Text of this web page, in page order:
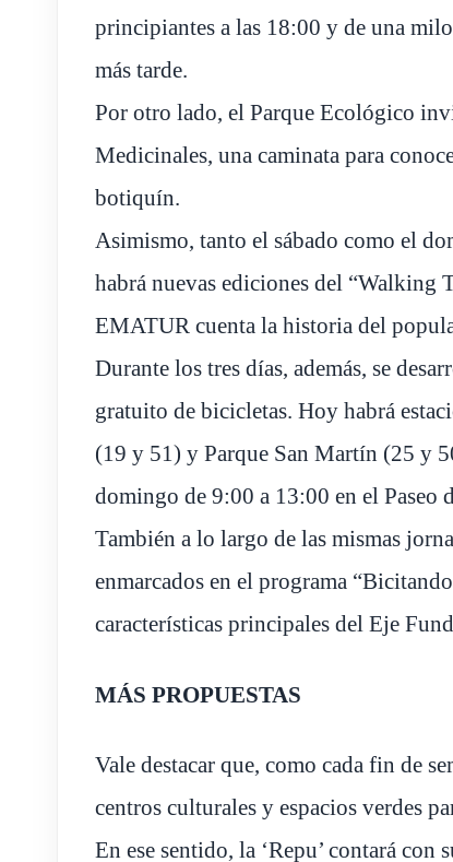
principiantes a las 18:00 y de una
más tarde.
Por otro lado, el Parque Ecológico
Medicinales, una caminata para
botiquín.
Asimismo, tanto el sábado como el
habrá nuevas ediciones del “Walking
EMATUR cuenta la historia del
Durante los tres días, además, se
gratuito de bicicletas. Hoy habrá
(19 y 51) y Parque San Martín (25 y
domingo de 9:00 a 13:00 en el Paseo
También a lo largo de las mismas
enmarcados en el programa
características principales del Eje
MÁS PROPUESTAS
Vale destacar que, como cada fin de
centros culturales y espacios verdes
En ese sentido, la ‘Repu’ contará